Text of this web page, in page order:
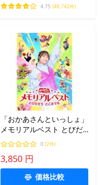
Yahoo!店
4.75 (48,742件)
「おかあさんといっしょ」
メモリアルベスト とびだ
そう どこまでも DVD
0 (2件)
3,850 円
価格比較